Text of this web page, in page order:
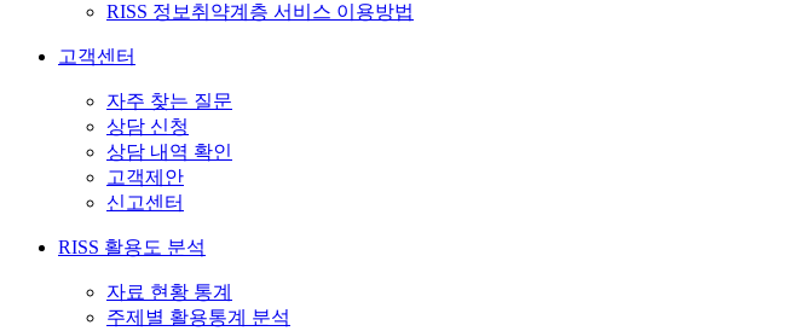
RISS 정보취약계층 서비스 이용방법
고객센터
자주 찾는 질문
상담 신청
상담 내역 확인
고객제안
신고센터
RISS 활용도 분석
자료 현황 통계
주제별 활용통계 분석